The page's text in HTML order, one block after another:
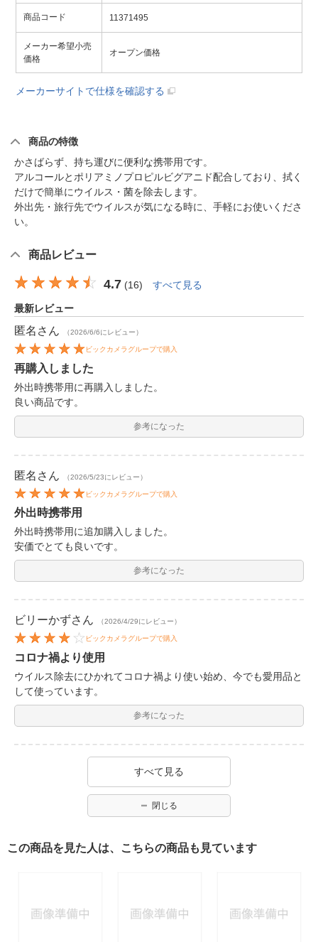
商品コード 11371495
メーカー希望小売
価格
オープン価格
メーカーサイトで仕様を確認する
商品の特徴
かさばらず、持ち運びに便利な携帯用です。
アルコールとポリアミノプロピルビグアニド配合しており、拭く
だけで簡単にウイルス・菌を除去します。
外出先・旅行先でウイルスが気になる時に、手軽にお使いくださ
い。
商品レビュー
4.7 (16) すべて見る
最新レビュー
匿名 さん （2026/6/6にレビュー）
ビックカメラグループで購入
再購入しました
外出時携帯用に再購入しました。
良い商品です。
参考になった
匿名 さん （2026/5/23にレビュー）
ビックカメラグループで購入
外出時携帯用
外出時携帯用に追加購入しました。
安価でとても良いです。
参考になった
ビリーかずさん （2026/4/29にレビュー）
ビックカメラグループで購入
コロナ禍より使用
ウイルス除去にひかれてコロナ禍より使い始め、今でも愛用品と
して使っています。
参考になった
すべて見る
閉じる
この商品を見た人は、こちらの商品も見ています